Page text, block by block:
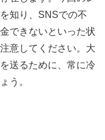
知り、SNSでの不
できないといった状
意してください。大
送るために、常に冷
う。